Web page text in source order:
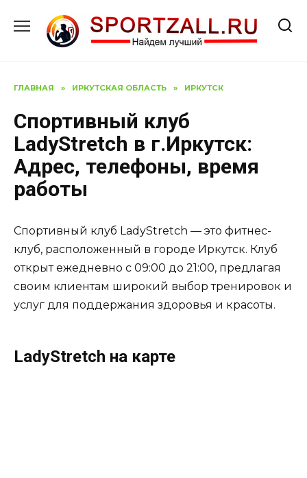
содержанию
ГЛАВНАЯ » ИРКУТСКАЯ ОБЛАСТЬ » ИРКУТСК
Спортивный клуб
LadyStretch в г.Иркутск:
Адрес, телефоны, время
работы
Спортивный клуб LadyStretch — это фитнес-
клуб, расположенный в городе Иркутск. Клуб
открыт ежедневно с 09:00 до 21:00, предлагая
своим клиентам широкий выбор тренировок и
услуг для поддержания здоровья и красоты.
LadyStretch на карте